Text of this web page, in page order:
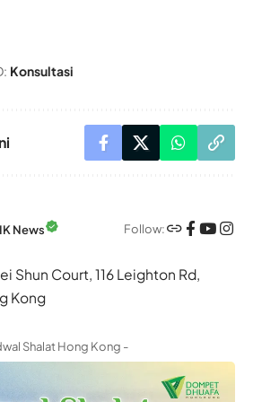
Konsultasi
News Follow:
Shun Court, 116 Leighton Rd,
Kong
Shalat Hong Kong -